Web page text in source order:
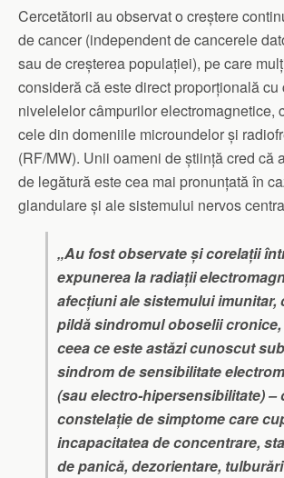
Cercetătorii au observat o creștere
de cancer (independent de cancerele
sau de creșterea populației), pe care
consideră că este direct proporțională cu
nivelelelor câmpurilor electromagnetice,
cele din domeniile microundelor și
(RF/MW). Unii oameni de știință cred că
de legătură este cea mai pronunțată în
glandulare și ale sistemului nervos
„Au fost observate și corelații
expunerea la radiații
afecțiuni ale sistemului imunitar,
pildă sindromul oboselii
ceea ce este astăzi cunoscut
sindrom de sensibilitate
(sau electro-hipersensibilitate) –
constelație de simptome care
incapacitatea de concentrare,
de panică, dezorientare,